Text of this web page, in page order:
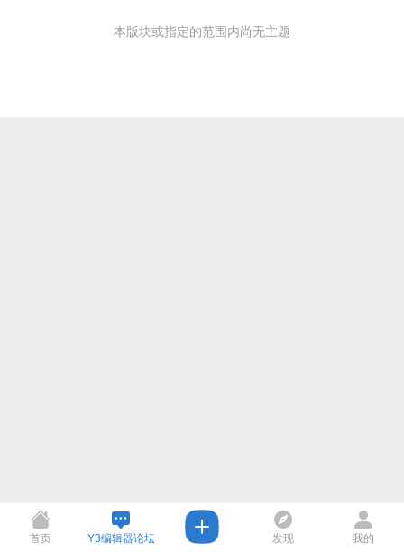
本版块或指定的范围内尚无主题
首页 Y3编辑器论坛 发现 我的